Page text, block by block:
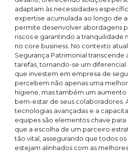
adaptam às necessidades
expertise acumulada ao longo de
permite desenvolver abordagens
riscos e garantindo a tranquilidade
no core business. No contexto
Segurança Patrimonial transcende
tarefas, tornando-se um
que investem em empresa de
percebem não apenas uma
higiene, mas também um
bem-estar de seus colaboradores.
tecnologias avançadas e a
equipes são elementos chave para
que a escolha de um parceiro
tão vital, assegurando que todos
estejam alinhados com as